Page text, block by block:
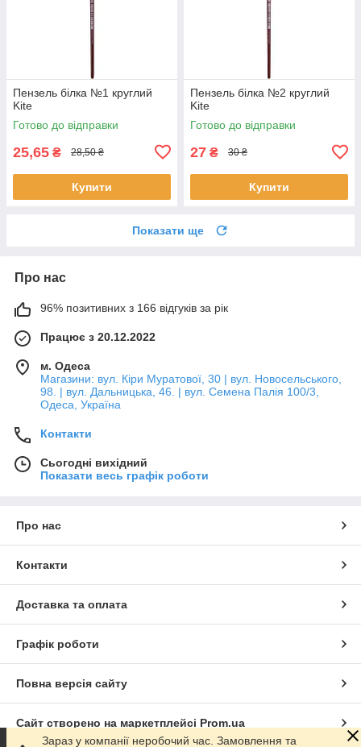
Пензель білка №1 круглий
Kite
Готово до відправки
25,65 ₴ 28,50 ₴
Купити
Пензель білка №2 круглий
Kite
Готово до відправки
27 ₴ 30 ₴
Купити
Показати ще
Про нас
96% позитивних з 166 відгуків за рік
Працює з 20.12.2022
м. Одеса
Магазини: вул. Кіри Муратової, 30 | вул. Новосельського,
98. | вул. Дальницька, 46. | вул. Семена Палія 100/3,
Одеса, Україна
Контакти
Сьогодні вихідний
Показати весь графік роботи
Про нас
Контакти
Доставка та оплата
Графік роботи
Повна версія сайту
Сайт створено на маркетплейсі Prom.ua
Зараз у компанії неробочий час. Замовлення та